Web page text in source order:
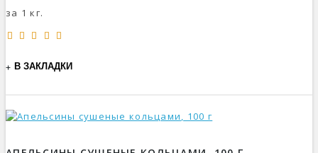
за 1 кг.
В ЗАКЛАДКИ